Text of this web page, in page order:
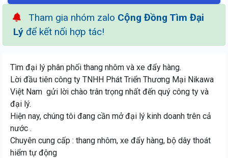
Tham gia nhóm zalo Cộng Đồng Tìm Đại
Lý để kết nối hợp tác!
Tìm đại lý phân phối thang nhôm và xe đẩy hàng.
Lời đầu tiên công ty TNHH Phát Triển Thương Mại Nikawa
Việt Nam gửi lời chào trân trọng nhất đến quý công ty và
đại lý.
Hiện nay, chúng tôi đang cần mở đại lý kinh doanh trên cả
nước .
Chuyên cung cấp : thang nhôm, xe đẩy hàng, bộ dây thoát
hiểm tự động